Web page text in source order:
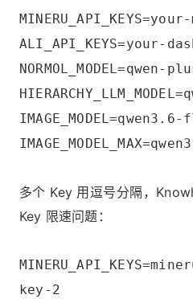
ALI_API_KEYS=your-
NORMOL_MODEL=qwen-
多个 Key 用逗号分隔，
Key 限速问题：
key-2